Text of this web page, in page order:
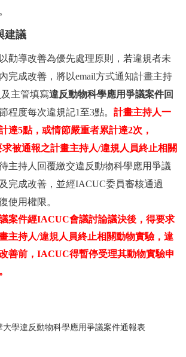
建議
勸導改善為優先處理原則，若違規者未
完成改善，將以email方式通知計畫主持
主管填寫違反動物科學應用爭議案件回
程度每次違規記1至3點。 計畫主持人一
達5點，或情節嚴重者累計達2次，
求被通報之計畫主持人/違規人員終止相關
主持人回覆繳交違反動物科學應用爭議
完成改善，並經IACUC委員審核通過
使用權限。
案件經IACUC會議討論議決後，得要求
主持人/違規人員終止相關動物實驗，違
善前， IACUC得暫停受理其動物實驗申
大學違反動物科學應用爭議案件通報表